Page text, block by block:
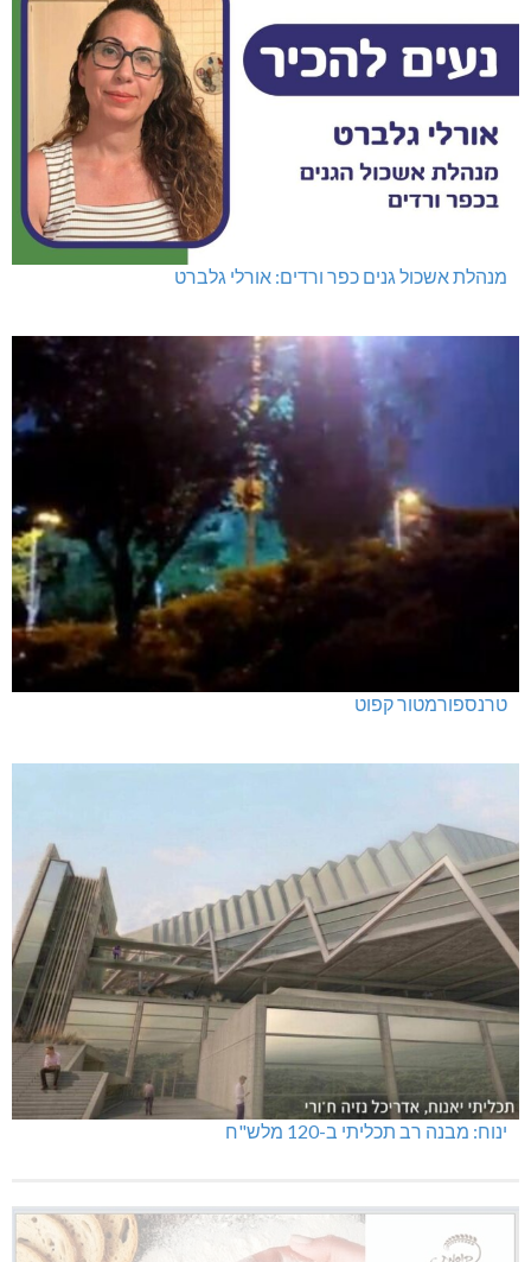
מנהלת אשכול גנים כפר ורדים: אורלי גלברט
טרנספורמטור קפוט
ינוח: מבנה רב תכליתי ב-120 מלש"ח